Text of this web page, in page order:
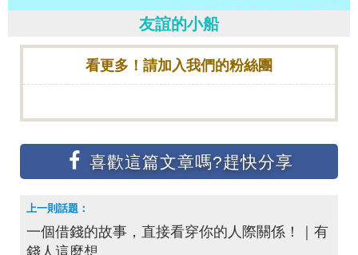
友誼的小船
看更多！請加入我們的粉絲團
一個借錢的故事，直接看穿你的人際關係！｜有